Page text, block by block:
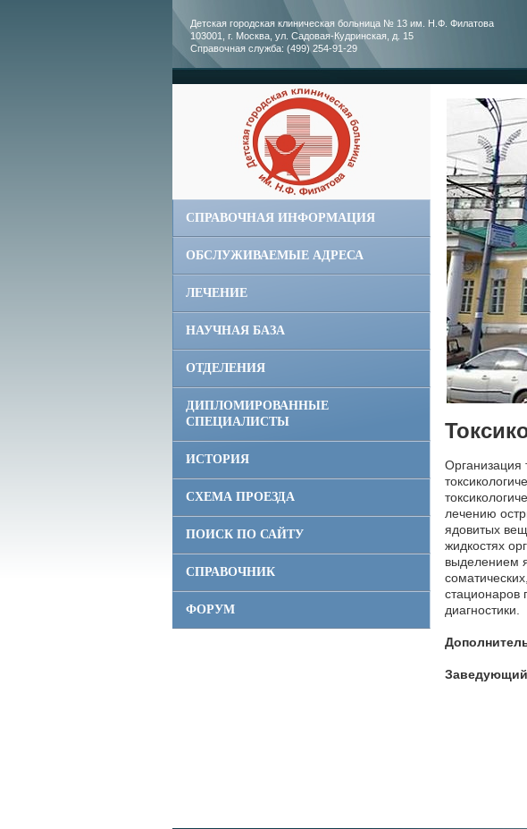
Детская городская клиническая больница № 13 им. Н.Ф. Филатова
103001, г. Москва, ул. Садовая-Кудринская, д. 15
Справочная служба: (499) 254-91-29
СПРАВОЧНАЯ ИНФОРМАЦИЯ
ОБСЛУЖИВАЕМЫЕ АДРЕСА
ЛЕЧЕНИЕ
НАУЧНАЯ БАЗА
ОТДЕЛЕНИЯ
ДИПЛОМИРОВАННЫЕ
СПЕЦИАЛИСТЫ
ИСТОРИЯ
СХЕМА ПРОЕЗДА
ПОИСК ПО САЙТУ
СПРАВОЧНИК
ФОРУМ
Организация
лечению
ядовитых
жидкостях
выделением
стационаров
диагностики.